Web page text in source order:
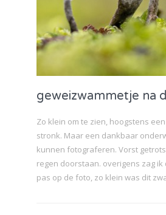
geweizwammetje na
Zo klein om te zien, hoogstens
stronk. Maar een dankbaar
kunnen fotograferen. Vorst
regen doorstaan. overigens zag
pas op de foto, zo klein was dit